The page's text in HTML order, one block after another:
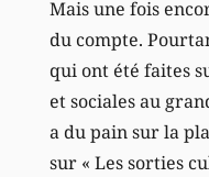
Mais une fois
du compte.
qui ont été faites
et sociales au
a du pain sur la
sur « Les sorties